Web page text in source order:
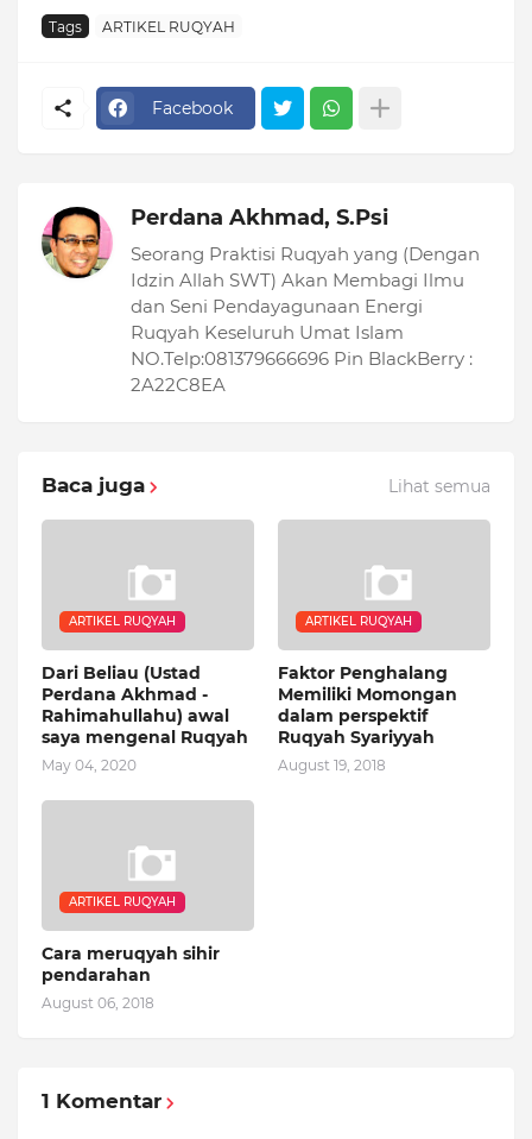
Tags ARTIKEL RUQYAH
Facebook
Perdana Akhmad, S.Psi
Seorang Praktisi Ruqyah yang (Dengan
Idzin Allah SWT) Akan Membagi Ilmu
dan Seni Pendayagunaan Energi
Ruqyah Keseluruh Umat Islam
NO.Telp:081379666696 Pin BlackBerry :
2A22C8EA
Baca juga Lihat semua
ARTIKEL RUQYAH
Dari Beliau (Ustad
Perdana Akhmad -
Rahimahullahu) awal
saya mengenal Ruqyah
May 04, 2020
ARTIKEL RUQYAH
Faktor Penghalang
Memiliki Momongan
dalam perspektif
Ruqyah Syariyyah
August 19, 2018
ARTIKEL RUQYAH
Cara meruqyah sihir
pendarahan
August 06, 2018
1 Komentar